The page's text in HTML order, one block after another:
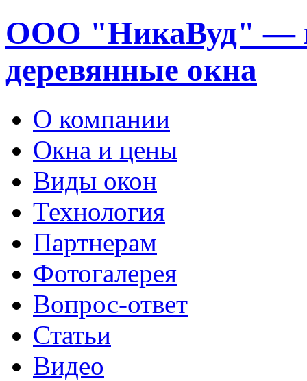
ООО "НикаВуд" —
деревянные окна
О компании
Окна и цены
Виды окон
Технология
Партнерам
Фотогалерея
Вопрос-ответ
Статьи
Видео